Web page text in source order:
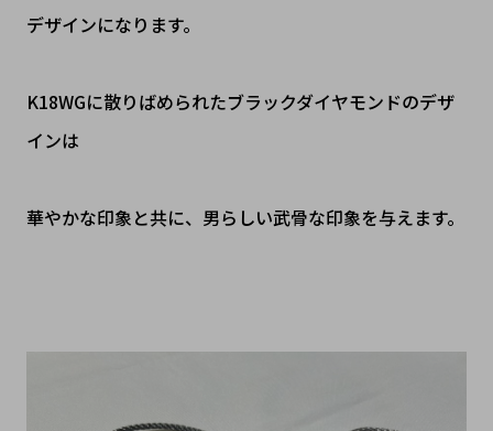
デザインになります。
K18WGに散りばめられたブラックダイヤモンドのデザ
インは
華やかな印象と共に、男らしい武骨な印象を与えます。